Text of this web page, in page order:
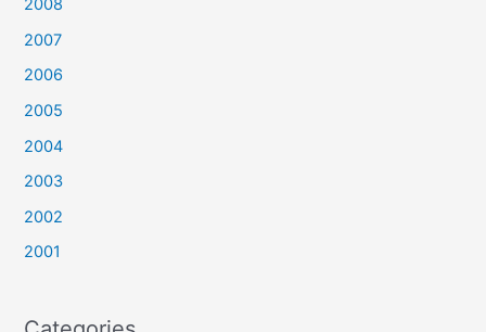
2008
2007
2006
2005
2004
2003
2002
2001